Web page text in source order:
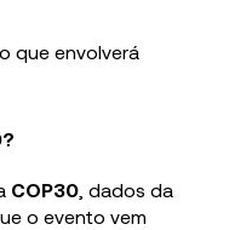
que envolverá
COP30 , dados da
o evento vem